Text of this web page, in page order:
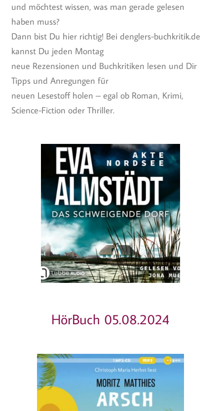
und möchtest wissen, was man gerade gelesen
haben muss?
Dann bist Du hier richtig! Bei denglers-buchkritik.de
kannst Du jeden Montag
neue Rezensionen und Buchkritiken lesen und Dir
Tipps und Anregungen für
neuen Lesestoff holen – egal ob Roman, Krimi,
Science-Fiction oder Thriller.
HörBuch 05.08.2024